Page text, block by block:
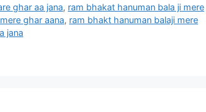
ghar aa jana, ram bhakat hanuman bala ji mere
ghar aana, ram bhakt hanuman balaji mere
jana